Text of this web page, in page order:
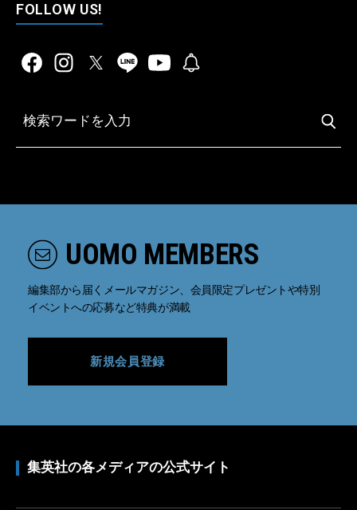
FOLLOW US!
UOMO MEMBERS
編集部から届くメールマガジン、会員限定プレゼントや特別
イベントへの応募など特典が満載
新規会員登録
集英社の各メディアの公式サイト